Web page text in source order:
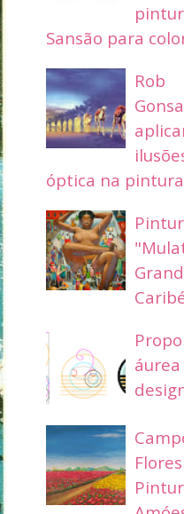
Sansão para
Rob
óptica na pintura